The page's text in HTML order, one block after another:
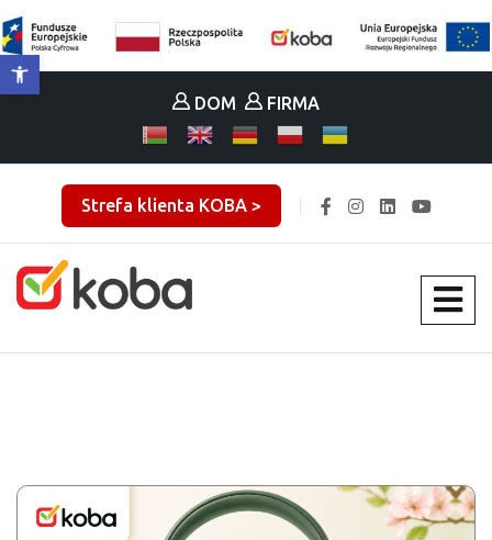
DOM FIRMA
Strefa klienta KOBA >
Otwórz pasek narzędzi